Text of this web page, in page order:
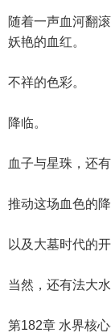
随着一声血河翻
妖艳的血红。
不祥的色彩。
降临。
血子与星珠，还
推动这场血色的
以及大墓时代的开
当然，还有法大水
第182章 水界核